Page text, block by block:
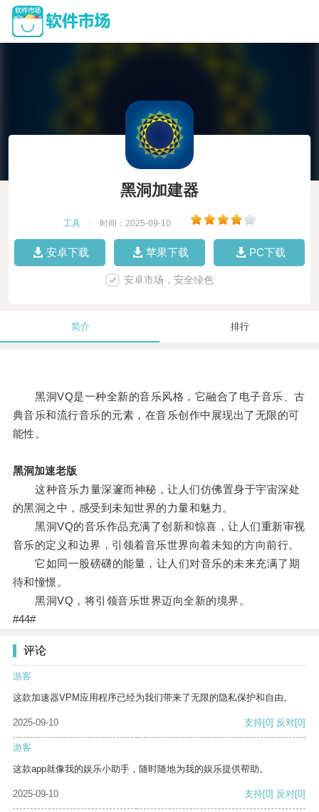
黑洞加建器
工具 时间：2025-09-10
安卓下载 苹果下载 PC下载
安卓市场，安全绿色
简介 排行
黑洞VQ是一种全新的音乐风格，它融合了电子音乐、古
典音乐和流行音乐的元素，在音乐创作中展现出了无限的可
能性。
黑洞加速老版
这种音乐力量深邃而神秘，让人们仿佛置身于宇宙深处
的黑洞之中，感受到未知世界的力量和魅力。
黑洞VQ的音乐作品充满了创新和惊喜，让人们重新审视
音乐的定义和边界，引领着音乐世界向着未知的方向前行。
它如同一股磅礴的能量，让人们对音乐的未来充满了期
待和憧憬。
黑洞VQ，将引领音乐世界迈向全新的境界。
#44#
评论
游客
这款加速器VPM应用程序已经为我们带来了无限的隐私保护和自由。
2025-09-10 支持[0] 反对[0]
游客
这款app就像我的娱乐小助手，随时随地为我的娱乐提供帮助。
2025-09-10 支持[0] 反对[0]